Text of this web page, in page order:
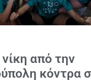
από την
κόντρα